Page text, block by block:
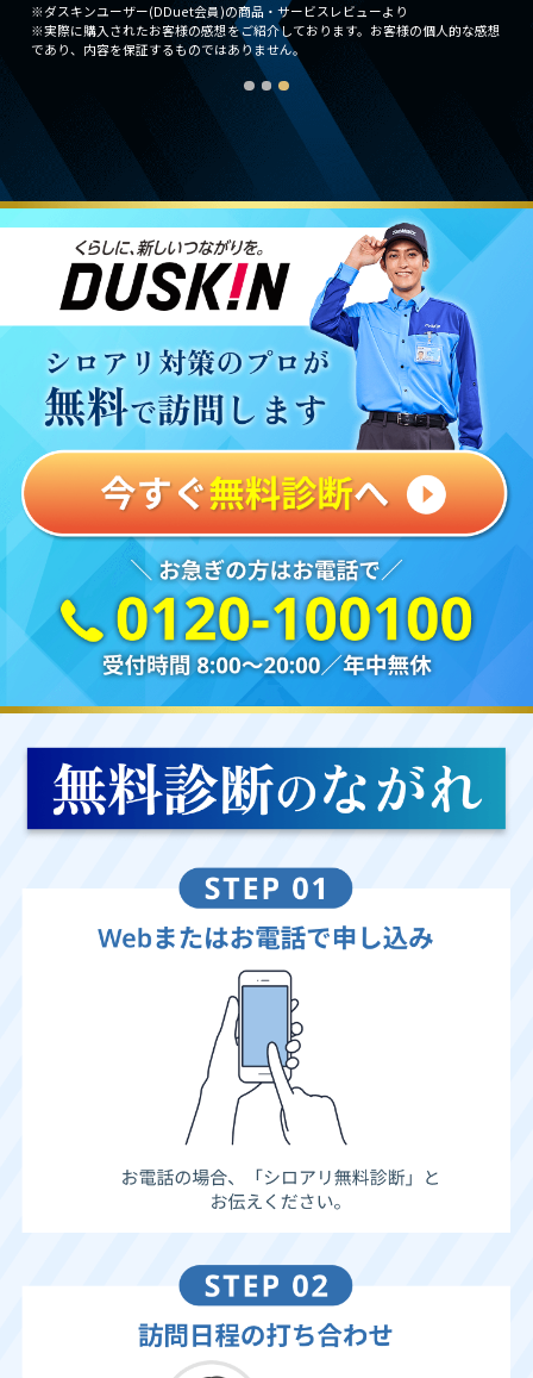
※ダスキンユーザー(DDuet会員)の商品・サービスレビューより
※実際に購入されたお客様の感想をご紹介しております。お客様の個人的な感想
であり、内容を保証するものではありません。